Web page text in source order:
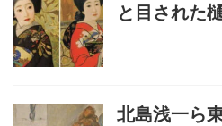
と目された
北島浅一ら